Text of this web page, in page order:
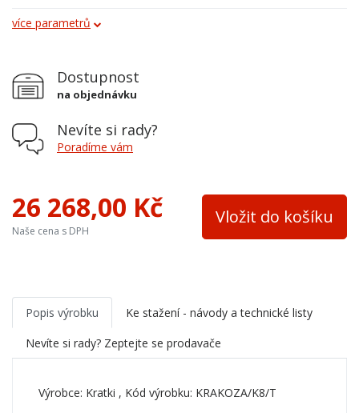
Průměr kouřovodu
Terciální vzduch
Palivo
Materiál
Přívod ext. vzduchu
Účinnost
více parametrů
Dostupnost
na objednávku
Nevíte si rady?
Poradíme vám
26 268,00 Kč
Naše cena s DPH
Vložit do košíku
Popis výrobku
Ke stažení - návody a technické listy
Nevíte si rady? Zeptejte se prodavače
Výrobce: Kratki , Kód výrobku: KRAKOZA/K8/T